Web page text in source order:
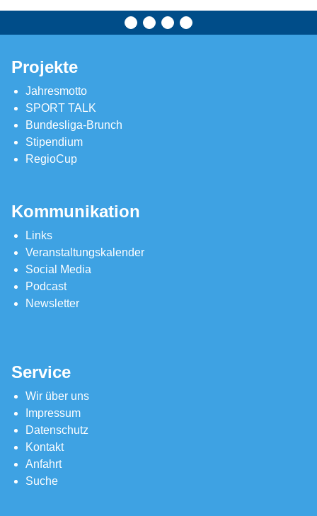
Projekte
Jahresmotto
SPORT TALK
Bundesliga-Brunch
Stipendium
RegioCup
Kommunikation
Links
Veranstaltungskalender
Social Media
Podcast
Newsletter
Service
Wir über uns
Impressum
Datenschutz
Kontakt
Anfahrt
Suche